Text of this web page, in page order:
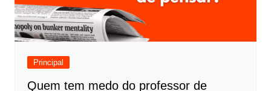
Principal
Quem tem medo do professor de